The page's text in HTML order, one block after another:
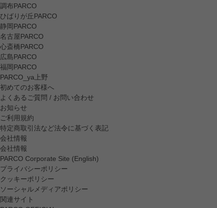
調布PARCO
ひばりが丘PARCO
静岡PARCO
名古屋PARCO
心斎橋PARCO
広島PARCO
福岡PARCO
PARCO_ya上野
初めてのお客様へ
よくあるご質問 / お問い合わせ
お知らせ
ご利用規約
特定商取引法など法令に基づく表記
会社情報
会社情報
PARCO Corporate Site (English)
プライバシーポリシー
クッキーポリシー
ソーシャルメディアポリシー
関連サイト